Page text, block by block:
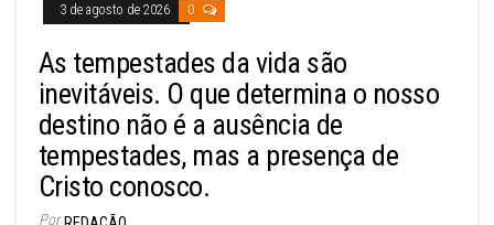
3 de agosto de 2026 0
As tempestades da vida são
inevitáveis. O que determina o nosso
destino não é a ausência de
tempestades, mas a presença de
Cristo conosco.
Por